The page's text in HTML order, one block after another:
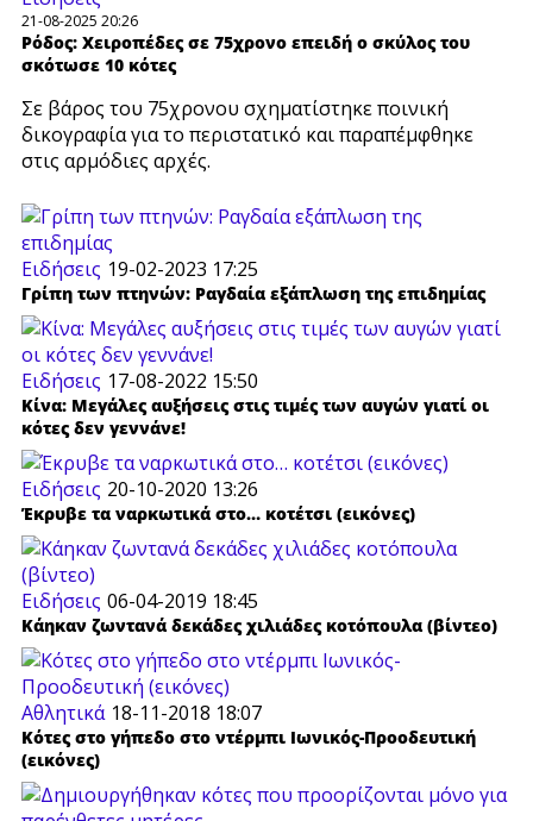
21-08-2025 20:26
Ρόδος: Χειροπέδες σε 75χρονο επειδή ο σκύλος του
σκότωσε 10 κότες
Σε βάρος του 75χρονου σχηματίστηκε ποινική
δικογραφία για το περιστατικό και παραπέμφθηκε
στις αρμόδιες αρχές.
Ειδήσεις 19-02-2023 17:25
Γρίπη των πτηνών: Ραγδαία εξάπλωση της επιδημίας
Ειδήσεις 17-08-2022 15:50
Κίνα: Μεγάλες αυξήσεις στις τιμές των αυγών γιατί οι
κότες δεν γεννάνε!
Ειδήσεις 20-10-2020 13:26
Έκρυβε τα ναρκωτικά στο… κοτέτσι (εικόνες)
Ειδήσεις 06-04-2019 18:45
Κάηκαν ζωντανά δεκάδες χιλιάδες κοτόπουλα (βίντεο)
Αθλητικά 18-11-2018 18:07
Κότες στο γήπεδο στο ντέρμπι Ιωνικός-Προοδευτική
(εικόνες)